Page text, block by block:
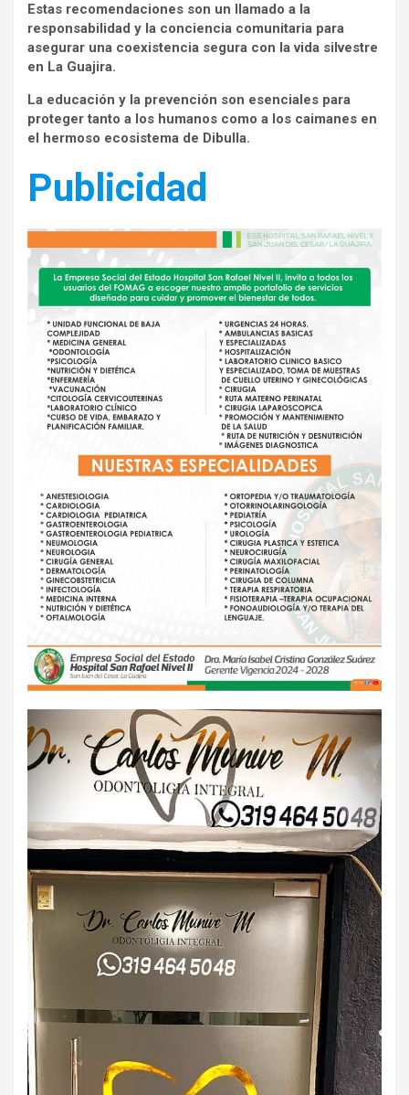
Estas recomendaciones son un llamado a la
responsabilidad y la conciencia comunitaria para
asegurar una coexistencia segura con la vida silvestre
en La Guajira.
La educación y la prevención son esenciales para
proteger tanto a los humanos como a los caimanes en
el hermoso ecosistema de Dibulla.
Publicidad